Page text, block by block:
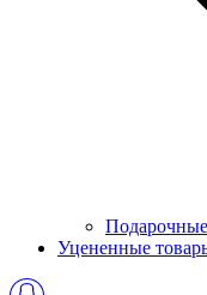
Уцененные